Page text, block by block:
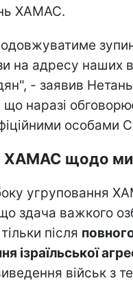
ХАМАС.
на адресу наших
- заявив
наразі
особами
ХАМАС щодо
угруповання
здача важкого
після
ізраїльської
військ з